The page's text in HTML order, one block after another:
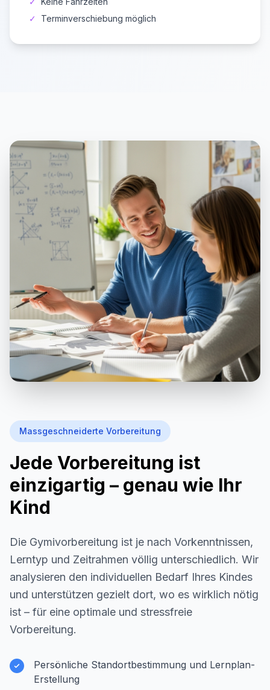
✓
Terminverschiebung möglich
Massgeschneiderte Vorbereitung
Jede Vorbereitung ist
einzigartig – genau wie Ihr
Kind
Die Gymivorbereitung ist je nach Vorkenntnissen,
Lerntyp und Zeitrahmen völlig unterschiedlich. Wir
analysieren den individuellen Bedarf Ihres Kindes
und unterstützen gezielt dort, wo es wirklich nötig
ist – für eine optimale und stressfreie
Vorbereitung.
Persönliche Standortbestimmung und Lernplan-
Erstellung